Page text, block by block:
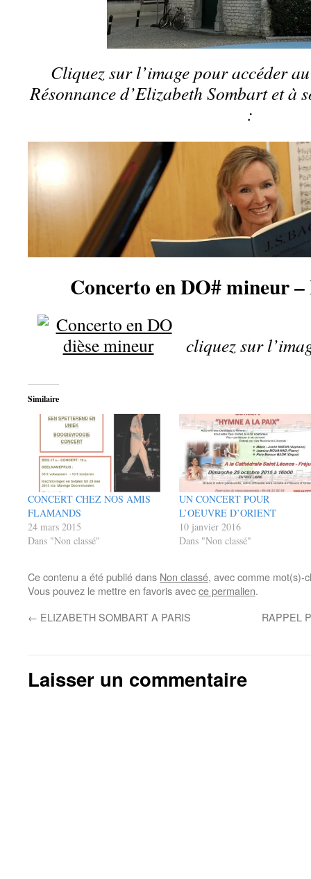
Cliquez sur l’image pour accéder
Résonnance d’Elizabeth Sombart et à
:
Concerto en DO# mineur
cliquez sur
Similaire
CONCERT CHEZ NOS AMIS
FLAMANDS
24 mars 2015
Dans "Non classé"
UN CONCERT POUR
L’OEUVRE D’ORIENT
10 janvier 2016
Dans "Non classé"
Ce contenu a été publié dans Non classé, avec comme mot(s)-
Vous pouvez le mettre en favoris avecce permalien.
← ELIZABETH SOMBART A PARIS RAPPEL
Laisser un commentaire